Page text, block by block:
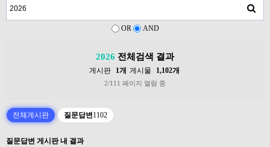
OR AND
2026 전체검색 결과
게시판 1개 게시물 1,102개
2/111 페이지 열람 중
전체게시판 질문답변1102
질문답변 게시판 내 결과